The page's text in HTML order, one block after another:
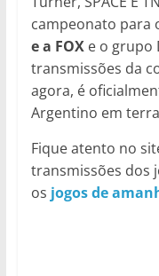
campeonato para
e a FOXe o grupo
transmissões da
agora, é
Argentino em
Fique atento no
transmissões dos
os jogos de